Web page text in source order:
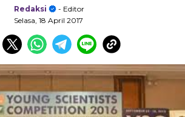
Redaksi
- Editor
Selasa, 18 April 2017